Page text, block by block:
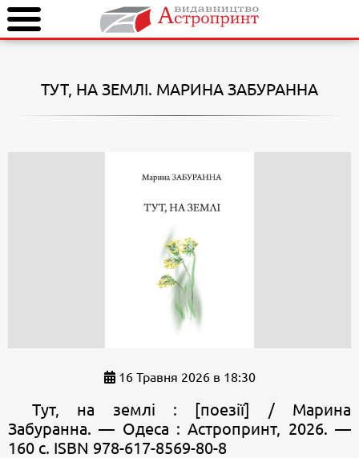
ТУТ, НА ЗЕМЛІ. МАРИНА ЗАБУРАННА
16 Травня 2026 в 18:30
Тут, на землі : [поезії] / Марина
Забуранна. — Одеса : Астропринт, 2026. —
160 c. ISBN 978-617-8569-80-8